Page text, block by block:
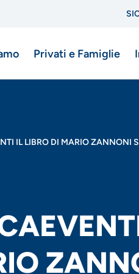
Privati e Famiglie
IL LIBRO DI MARIO ZANNONI